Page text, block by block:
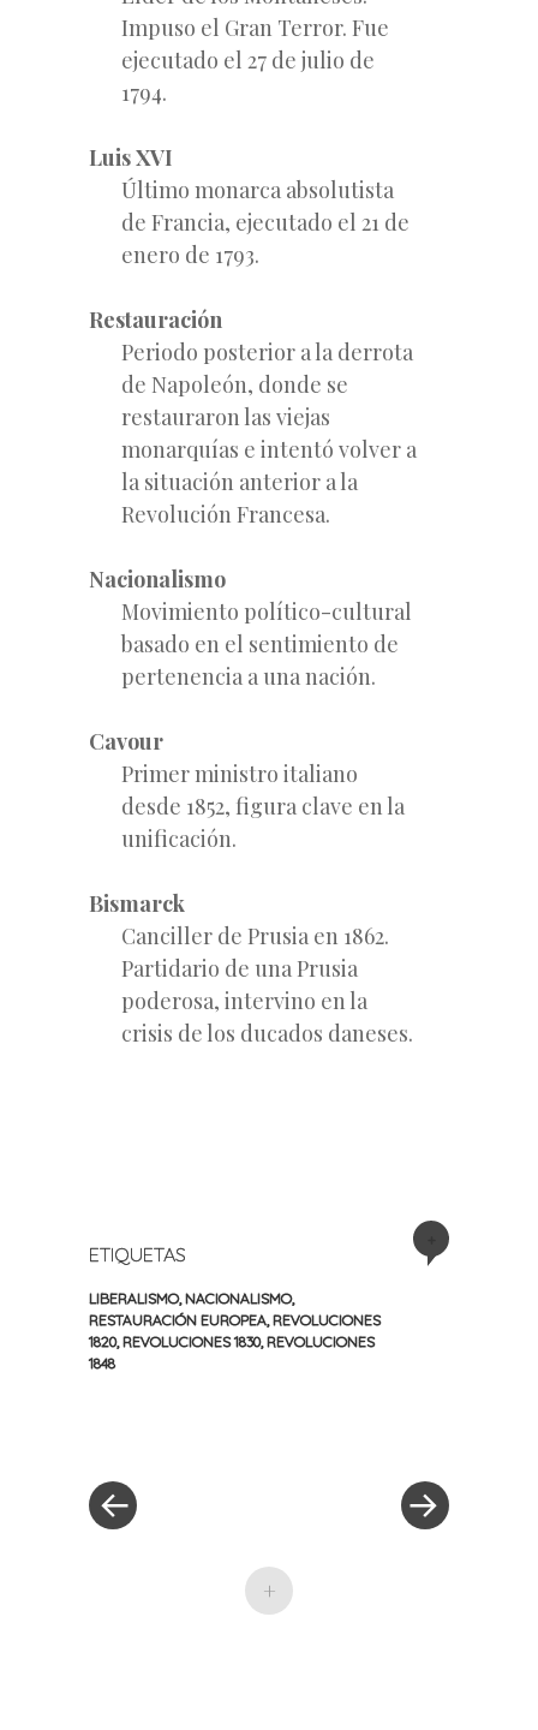
Impuso el Gran Terror. Fue
ejecutado el 27 de julio de
1794.
Luis XVI
Último monarca absolutista
de Francia, ejecutado el 21 de
enero de 1793.
Restauración
Periodo posterior a la derrota
de Napoleón, donde se
restauraron las viejas
monarquías e intentó volver a
la situación anterior a la
Revolución Francesa.
Nacionalismo
Movimiento político-cultural
basado en el sentimiento de
pertenencia a una nación.
Cavour
Primer ministro italiano
desde 1852, figura clave en la
unificación.
Bismarck
Canciller de Prusia en 1862.
Partidario de una Prusia
poderosa, intervino en la
crisis de los ducados daneses.
ETIQUETAS
LIBERALISMO, NACIONALISMO,
RESTAURACIÓN EUROPEA REVOLUCIONES
1820, REVOLUCIONES 1830, REVOLUCIONES
1848
entradas
+